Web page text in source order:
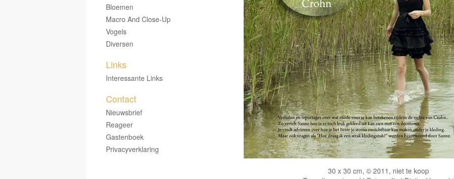
30 x 30 cm, © 2011, niet te koop
Bloemen
Macro And Close-Up
Vogels
Diversen
Links
Interessante Links
Contact
Nieuwsbrief
Reageer
Gastenboek
Privacyverklaring